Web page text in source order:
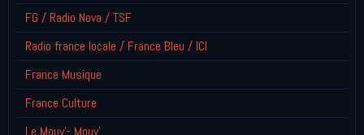
FG / Radio Nova / TSF
Radio france locale / France Bleu / ICI
France Musique
France Culture